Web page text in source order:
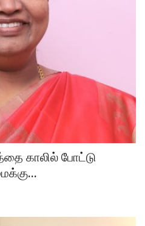
காலில் போட்டு